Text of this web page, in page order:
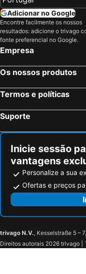
Adicionar no Google
Encontre facilmente os nossos
resultados: adicione o trivago
fonte preferencial no Google.
Empresa
Os nossos produtos
Termos e políticas
Suporte
Inicie sessão
vantagens
Personalize a sua
Ofertas e preços
trivago N.V., Kesselstraße 5 –
Direitos autorais 2026 trivago |